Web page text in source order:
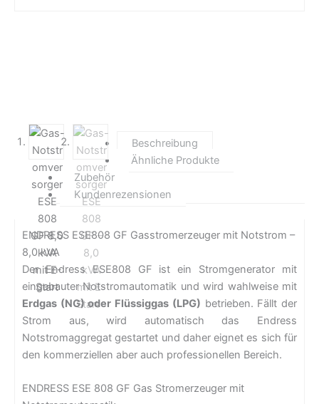
Beschreibung
Ähnliche Produkte
Zubehör
Kundenrezensionen
ENDRESS ESE808 GF Gasstromerzeuger mit Notstrom –
8,0 kVA
Der Endress ESE808 GF ist ein Stromgenerator mit
eingebauter Notstromautomatik und wird wahlweise mit
Erdgas (NG) oder Flüssiggas (LPG) betrieben. Fällt der
Strom aus, wird automatisch das Endress
Notstromaggregat gestartet und daher eignet es sich für
den kommerziellen aber auch professionellen Bereich.
ENDRESS ESE 808 GF Gas Stromerzeuger mit